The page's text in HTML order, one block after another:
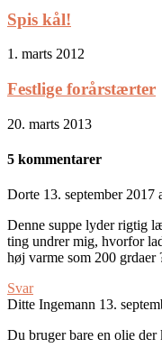
Spis kål!
1. marts 2012
Festlige forårstærter
20. marts 2013
5 kommentarer
Dorte 13. september 2017
Denne suppe lyder rigtig
ting undrer mig, hvorfor
høj varme som 200 grdaer
Svar
Ditte Ingemann 13.
Du bruger bare en olie